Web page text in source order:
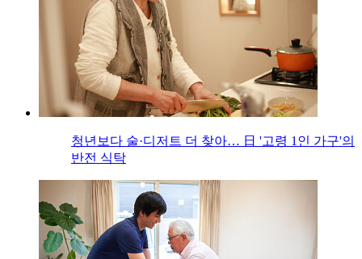
청년보다 술·디저트 더 찾아… 日 '고령 1인 가구'의
반전 식탁